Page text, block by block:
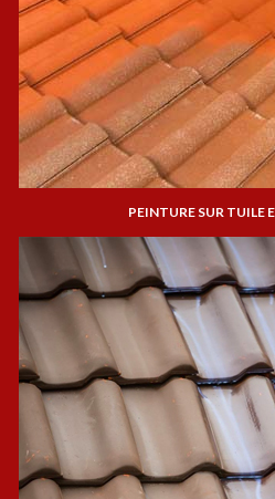
PEINTURE SUR TUILE